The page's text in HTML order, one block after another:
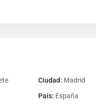
Ciudad: Madrid
País: España